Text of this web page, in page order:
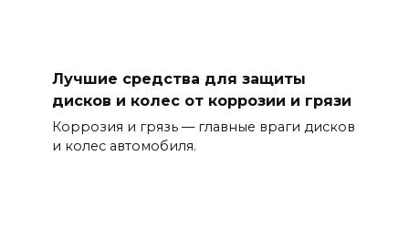
Лучшие средства для защиты
дисков и колес от коррозии и грязи
Коррозия и грязь — главные враги дисков
и колес автомобиля.